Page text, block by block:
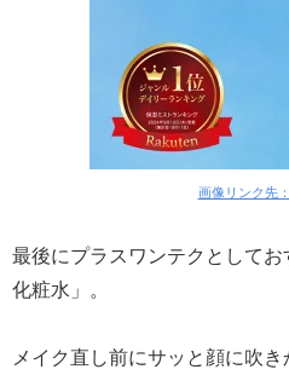
画像リンク先
最後にプラスワンテクとしてお
化粧水」。
メイク直し前にサッと顔に吹